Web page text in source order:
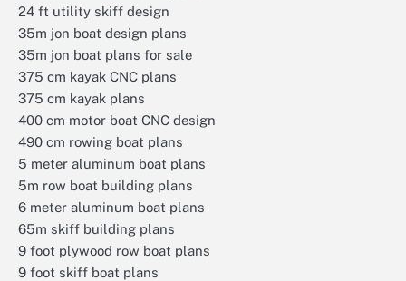
24 ft utility skiff design
35m jon boat design plans
35m jon boat plans for sale
375 cm kayak CNC plans
375 cm kayak plans
400 cm motor boat CNC design
490 cm rowing boat plans
5 meter aluminum boat plans
5m row boat building plans
6 meter aluminum boat plans
65m skiff building plans
9 foot plywood row boat plans
9 foot skiff boat plans